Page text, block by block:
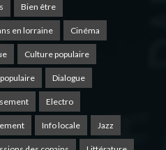
Bien être
en lorraine Cinéma
Culture populaire
Dialogue
Electro
Info locale Jazz